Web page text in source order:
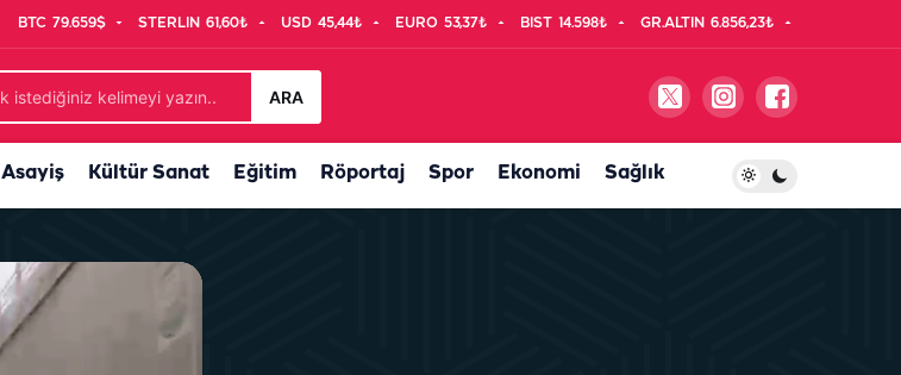
BTC 79.659$ STERLIN 61,60₺ USD 45,44₺ EURO 53,37₺ BIST 14.598₺ GR.ALTIN 6.856,23₺
ARA
Asayiş Kültür Sanat Eğitim Röportaj Spor Ekonomi Sağlık